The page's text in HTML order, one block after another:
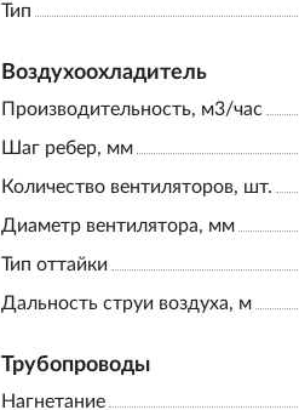
Тип
Воздухоохладитель
Производительность, м3/час
Шаг ребер, мм
Количество вентиляторов, шт.
Диаметр вентилятора, мм
Тип оттайки
Дальность струи воздуха, м
Трубопроводы
Нагнетание